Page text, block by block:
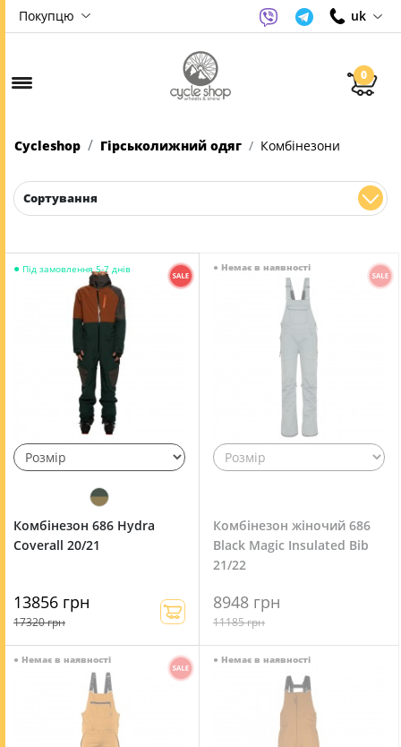
Покупцю uk
0
Cycleshop Гірськолижний одяг Комбінезони
Сортування
● Під замовлення 5-7 днів
Комбінезон 686 Hydra
Coverall 20/21
13856 грн
17320 грн
● Немає в наявності
Комбінезон жіночий 686
Black Magic Insulated Bib
21/22
8948 грн
11185 грн
● Немає в наявності ● Немає в наявності